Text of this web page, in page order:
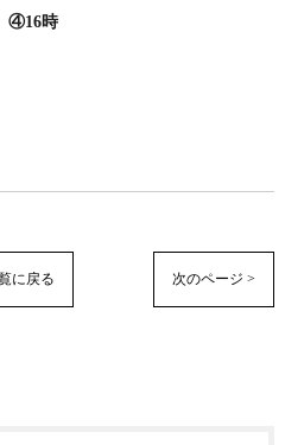
時
に戻る 次のページ >